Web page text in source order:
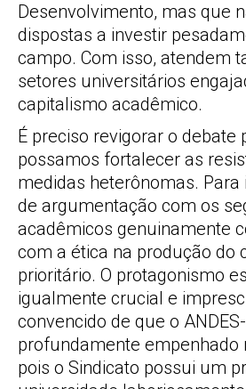
Desenvolvimento, mas que
dispostas a investir
campo. Com isso, atendem
setores universitários
capitalismo acadêmico.
É preciso revigorar o debate
possamos fortalecer as
medidas heterônomas. Para
de argumentação com os
acadêmicos genuinamente
com a ética na produção do
prioritário. O protagonismo
igualmente crucial e
convencido de que o
profundamente empenhado
pois o Sindicato possui um